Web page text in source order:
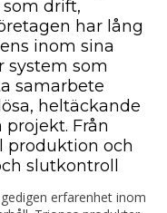
drift,
har lång
inom sina
system som
samarbete
heltäckande
Från
produktion och
slutkontroll
erfarenhet inom